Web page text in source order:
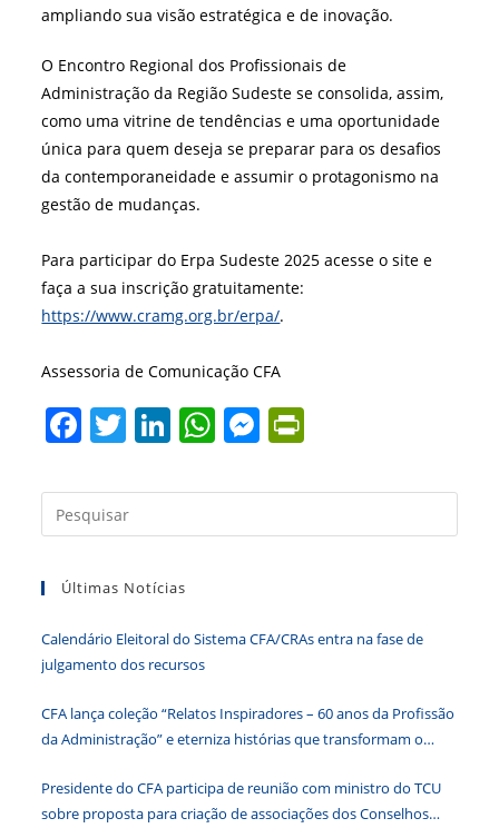
ampliando sua visão estratégica e de inovação.
O Encontro Regional dos Profissionais de
Administração da Região Sudeste se consolida, assim,
como uma vitrine de tendências e uma oportunidade
única para quem deseja se preparar para os desafios
da contemporaneidade e assumir o protagonismo na
gestão de mudanças.
Para participar do Erpa Sudeste 2025 acesse o site e
faça a sua inscrição gratuitamente:
https://www.cramg.org.br/erpa/.
Assessoria de Comunicação CFA
F
c
e
o
o
k
T
itt
er
Li
k
e
n
W
at
s
p
M
ss
e
er
tF
ri
dl
a
Últimas Notícias
Calendário Eleitoral do Sistema CFA/CRAs entra na fase de
julgamento dos recursos
CFA lança coleção “Relatos Inspiradores – 60 anos da Profissão
da Administração” e eterniza histórias que transformam o
Presidente do CFA participa de reunião com ministro do TCU
sobre proposta para criação de associações dos Conselhos